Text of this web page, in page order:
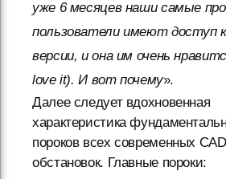
уже 6 месяцев наши самые
пользователи имеют доступ
версии, и она им очень
love it). И вот почему».
Далее следует вдохновенная
характеристика
пороков всех современных
обстановок. Главные пороки: